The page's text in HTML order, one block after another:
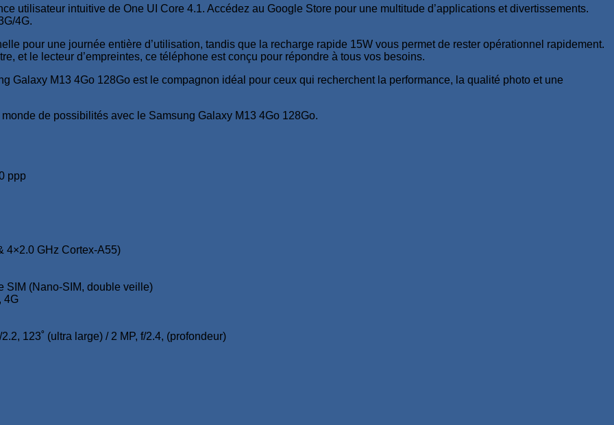
utilisateur intuitive de One UI Core 4.1. Accédez au Google Store pour une multitude d’applications et divertissements.
4G.
pour une journée entière d’utilisation, tandis que la recharge rapide 15W vous permet de rester opérationnel rapidement.
et le lecteur d’empreintes, ce téléphone est conçu pour répondre à tous vos besoins.
Galaxy M13 4Go 128Go est le compagnon idéal pour ceux qui recherchent la performance, la qualité photo et une
de possibilités avec le Samsung Galaxy M13 4Go 128Go.
ppp
4×2.0 GHz Cortex-A55)
SIM (Nano-SIM, double veille)
4G
123˚ (ultra large) / 2 MP, f/2.4, (profondeur)